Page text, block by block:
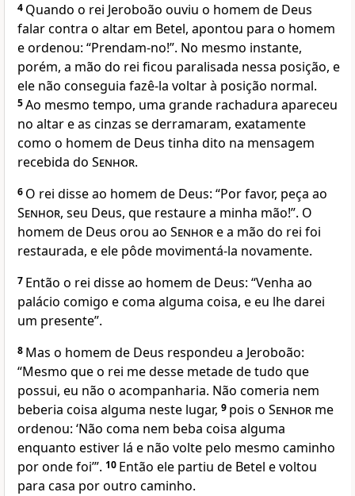
4 Quando o rei Jeroboão ouviu o homem de Deus
falar contra o altar em Betel, apontou para o homem
e ordenou: “Prendam-no!”. No mesmo instante,
porém, a mão do rei ficou paralisada nessa posição, e
ele não conseguia fazê-la voltar à posição normal.
5Ao mesmo tempo, uma grande rachadura apareceu
no altar e as cinzas se derramaram, exatamente
como o homem de Deus tinha dito na mensagem
recebida do Senhor.
6 O rei disse ao homem de Deus: “Por favor, peça ao
Senhor, seu Deus, que restaure a minha mão!”. O
homem de Deus orou ao Senhore a mão do rei foi
restaurada, e ele pôde movimentá-la novamente.
7 Então o rei disse ao homem de Deus: “Venha ao
palácio comigo e coma alguma coisa, e eu lhe darei
um presente”.
8 Mas o homem de Deus respondeu a Jeroboão:
“Mesmo que o rei me desse metade de tudo que
possui, eu não o acompanharia. Não comeria nem
beberia coisa alguma neste lugar, 9 pois o Senhor me
ordenou: ‘Não coma nem beba coisa alguma
enquanto estiver lá e não volte pelo mesmo caminho
por onde foi’”. 10 Então ele partiu de Betel e voltou
para casa por outro caminho.